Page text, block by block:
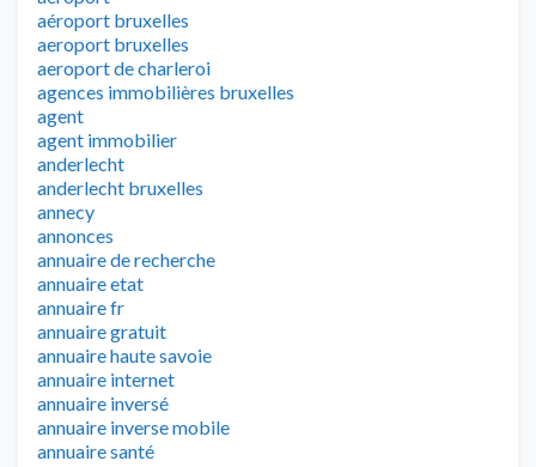
aéroport bruxelles
aeroport bruxelles
aeroport de charleroi
agences immobilières bruxelles
agent
agent immobilier
anderlecht
anderlecht bruxelles
annecy
annonces
annuaire de recherche
annuaire etat
annuaire fr
annuaire gratuit
annuaire haute savoie
annuaire internet
annuaire inversé
annuaire inverse mobile
annuaire santé